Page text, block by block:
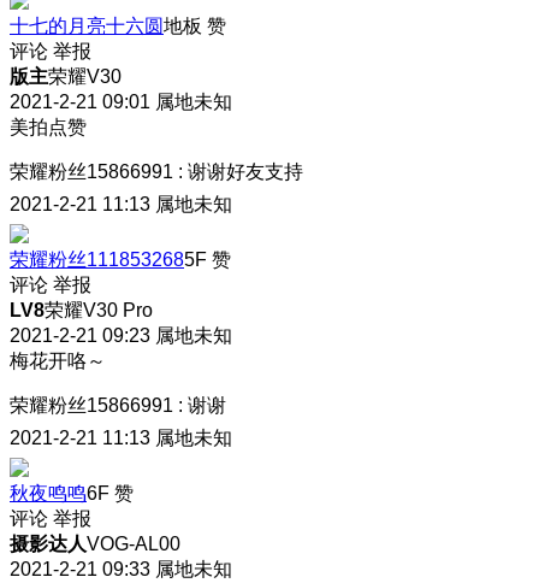
十七的月亮十六圆地板 赞
评论 举报
版主荣耀V30
2021-2-21 09:01 属地未知
美拍点赞
荣耀粉丝15866991 : 谢谢好友支持
2021-2-21 11:13 属地未知
荣耀粉丝1118532685F 赞
评论 举报
LV8荣耀V30 Pro
2021-2-21 09:23 属地未知
梅花开咯～
荣耀粉丝15866991 : 谢谢
2021-2-21 11:13 属地未知
秋夜鸣鸣6F 赞
评论 举报
摄影达人VOG-AL00
2021-2-21 09:33 属地未知